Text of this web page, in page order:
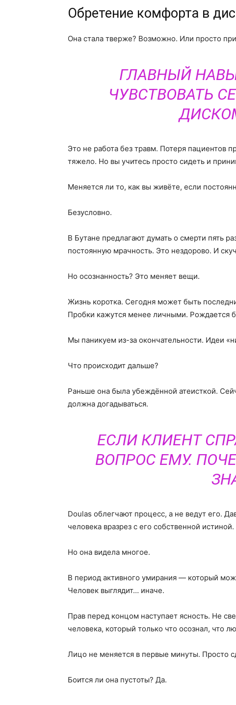
Обретение комфорта в
Она стала тверже? Возможно. Или просто
ГЛАВНЫЙ
ЧУВСТВОВАТЬ
Это не работа без травм. Потеря пациентов
тяжело. Но вы учитесь просто сидеть и
Меняется ли то, как вы живёте, если
Безусловно.
В Бутане предлагают думать о смерти пять
постоянную мрачность. Это нездорово. И
Но осознанность? Это меняет вещи.
Жизнь коротка. Сегодня может быть
Пробки кажутся менее личными. Рождается
Мы паникуем из-за окончательности. Идеи
Что происходит дальше?
Раньше она была убеждённой атеисткой.
должна догадываться.
ЕСЛИ КЛИЕНТ
ВОПРОС ЕМУ.
Doulas облегчают процесс, а не ведут его.
человека вразрез с его собственной истиной.
Но она видела многое.
В период активного умирания — который
Человек выглядит… иначе.
Прав перед концом наступает ясность. Не
человека, который только что осознал, что
Лицо не меняется в первые минуты. Просто
Боится ли она пустоты? Да.